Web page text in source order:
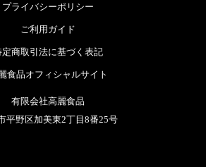
プライバシーポリシー
ご利用ガイド
定商取引法に基づく表記
食品オフィシャルサイト
有限会社高麗食品
平野区加美東2丁目8番25号